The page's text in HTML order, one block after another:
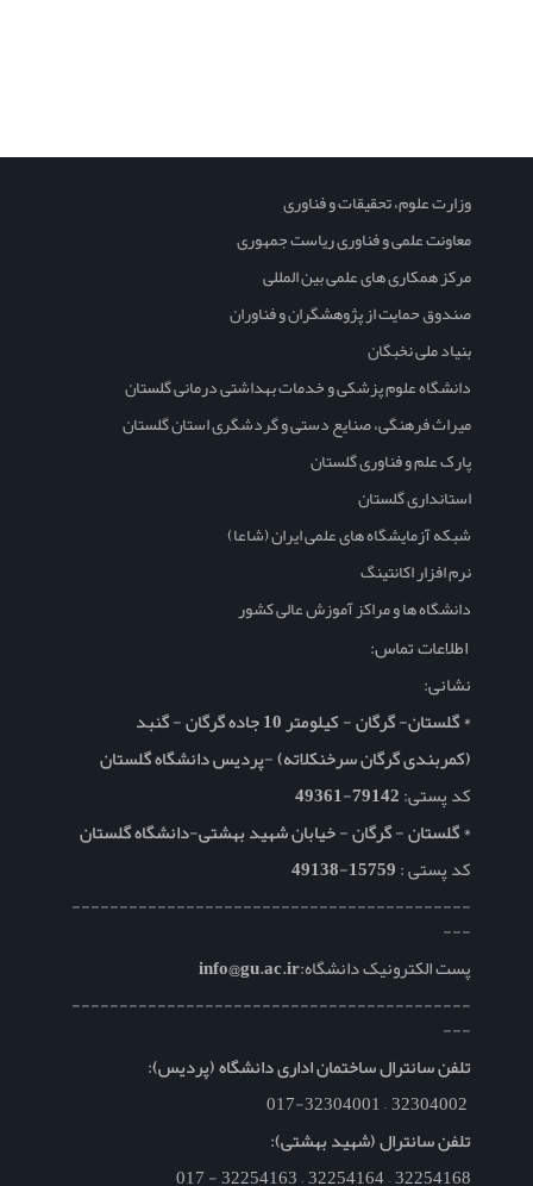
وزارت علوم، تحقیقات و فناوری
معاونت علمی و فناوری ریاست جمهوری
مرکز همکاری های علمی بین المللی
صندوق حمایت از پژوهشگران و فناوران
بنیاد ملی نخبگان
دانشگاه علوم پزشکی و خدمات بهداشتی درمانی گلستان
میراث فرهنگی، صنایع دستی و گردشگری استان گلستان
پارک علم و فناوری گلستان
استانداری گلستان
شبکه آزمایشگاه های علمی ایران (شاعا)
نرم افزار اکانتینگ
دانشگاه ها و مراکز آموزش عالی کشور
اطلاعات تماس:
نشانی:
* گلستان- گرگان - کیلومتر 10 جاده گرگان - گنبد
(کمربندی گرگان سرخنکلاته) -پردیس دانشگاه گلستان
کد پستی:79142-49361
* گلستان - گرگان - خیابان شهید بهشتی-دانشگاه گلستان
کد پستی :15759-49138
------------------------------------------
---
پست الکترونیک دانشگاه:info@gu.ac.ir
------------------------------------------
---
تلفن سانترال ساختمان اداری دانشگاه (پردیس):
تلفن سانترال (شهید بهشتی):
32254168 – 32254164 – 32254163 - 017